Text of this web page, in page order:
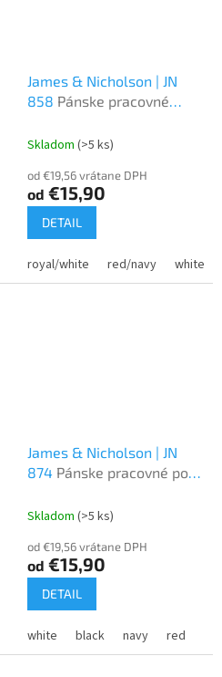
royal orange gold yellow lime
James & Nicholson | JN
858 Pánske pracovné
Skladom (>5 ks)
od €19,56 vrátane DPH
od €15,90
DETAIL
royal/white red/navy white/
orange lime green turquoise
James & Nicholson | JN
874 Pánske pracovné polo
Skladom (>5 ks)
od €19,56 vrátane DPH
od €15,90
DETAIL
white black navy red